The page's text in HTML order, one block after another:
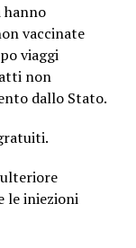
hanno
vaccinate
viaggi
non
dallo Stato.
le iniezioni